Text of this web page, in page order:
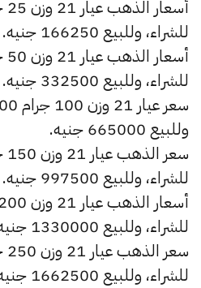
للشراء، وللبيع 166250 جنيه.
للشراء، وللبيع 332500 جنيه.
وللبيع 665000 جنيه.
للشراء، وللبيع 997500 جنيه.
للشراء، وللبيع 1330000 جنيه.
للشراء، وللبيع 1662500 جنيه.